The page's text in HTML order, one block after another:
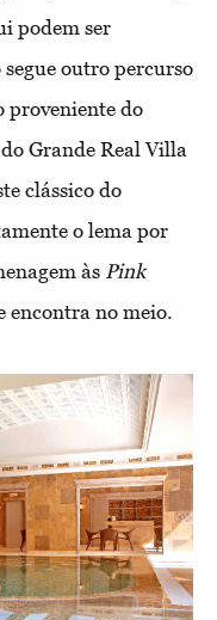
podem ser
outro percurso
proveniente do
Grande Real Villa
clássico do
o lema por
às Pink
encontra no meio.